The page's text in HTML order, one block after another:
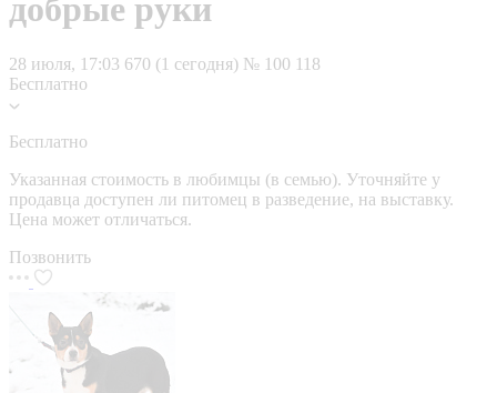
добрые руки
28 июля, 17:03 670 (1 сегодня) № 100 118
Бесплатно
Бесплатно
Указанная стоимость в любимцы (в семью). Уточняйте у
продавца доступен ли питомец в разведение, на выставку.
Цена может отличаться.
Позвонить